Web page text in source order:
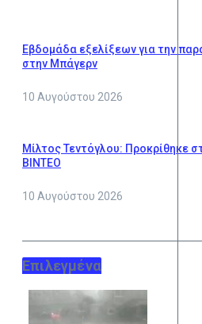
Εβδομάδα εξελίξεων για την
στην Μπάγερν
10 Αυγούστου 2026
Μίλτος Τεντόγλου: Προκρίθηκε
ΒΙΝΤΕΟ
10 Αυγούστου 2026
Επιλεγμένα